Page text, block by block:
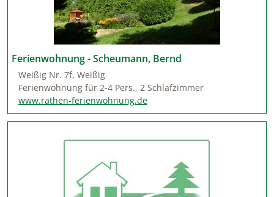
Ferienwohnung - Scheumann, Bernd
Weißig Nr. 7f, Weißig
Ferienwohnung für 2-4 Pers., 2 Schlafzimmer
www.rathen-ferienwohnung.de